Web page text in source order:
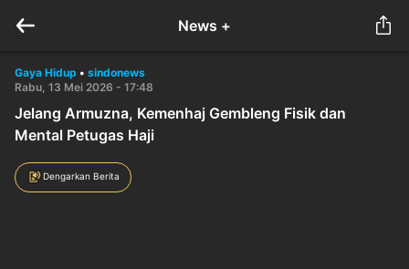
News +
Gaya Hidup • sindonews
Rabu, 13 Mei 2026 - 17:48
Jelang Armuzna, Kemenhaj Gembleng Fisik dan
Mental Petugas Haji
Dengarkan Berita